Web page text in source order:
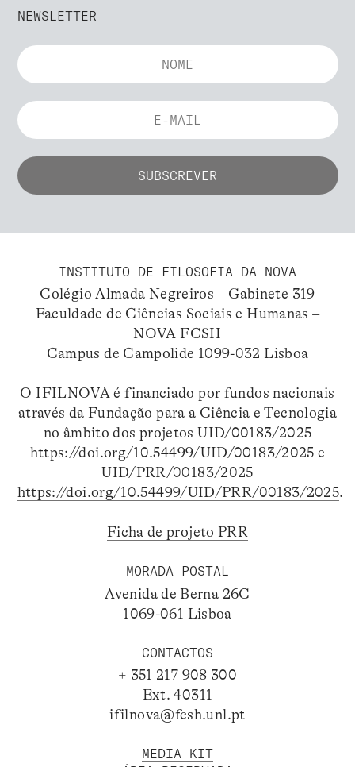
NEWSLETTER
INSTITUTO DE FILOSOFIA DA NOVA
Colégio Almada Negreiros – Gabinete 319
Faculdade de Ciências Sociais e Humanas –
NOVA FCSH
Campus de Campolide 1099-032 Lisboa
O IFILNOVA é financiado por fundos nacionais
através da Fundação para a Ciência e Tecnologia
no âmbito dos projetos UID/00183/2025
https://doi.org/10.54499/UID/00183/2025 e
UID/PRR/00183/2025
https://doi.org/10.54499/UID/PRR/00183/2025.
Ficha de projeto PRR
MORADA POSTAL
Avenida de Berna 26C
1069-061 Lisboa
CONTACTOS
+ 351 217 908 300
Ext. 40311
ifilnova@fcsh.unl.pt
MEDIA KIT